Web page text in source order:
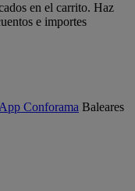
en el carrito. Haz
e importes
App Conforama Baleares